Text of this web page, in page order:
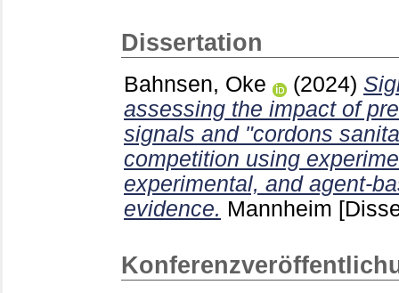
Dissertation
Bahnsen, Oke (2024)
assessing the impact of
signals and "cordons
competition using
experimental, and agent-
evidence. Mannheim